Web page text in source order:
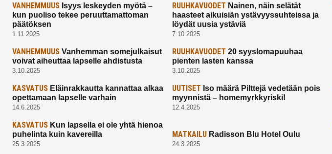
VANHEMMUUS Isyys leskeyden myötä –
kun puoliso tekee peruuttamattoman
päätöksen
1.11.2025
RUUHKAVUODET Nainen, näin selätät
haasteet aikuisiän ystävyyssuhteissa ja
löydät uusia ystäviä
7.10.2025
VANHEMMUUS Vanhemman somejulkaisut
voivat aiheuttaa lapselle ahdistusta
3.10.2025
RUUHKAVUODET 20 syyslomapuuhaa
pienten lasten kanssa
3.10.2025
KASVATUS Eläinrakkautta kannattaa alkaa
opettamaan lapselle varhain
14.6.2025
UUTISET Iso määrä Pilttejä vedetään pois
myynnistä – homemyrkkyriski!
12.4.2025
KASVATUS Kun lapsella ei ole yhtä hienoa
puhelinta kuin kavereilla
25.3.2025
MATKAILU Radisson Blu Hotel Oulu
24.3.2025